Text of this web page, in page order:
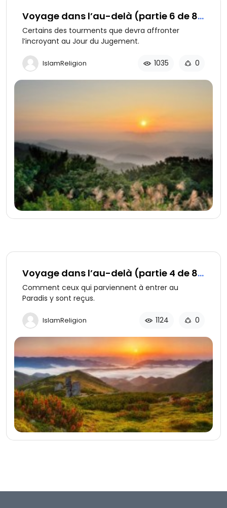
Voyage dans l’au-delà (partie 6 de 8):
L’incroyant au Jour du Jugement
Certains des tourments que devra affronter
l’incroyant au Jour du Jugement.
IslamReligion 1035 0
Voyage dans l’au-delà (partie 4 de 8):
Le croyant au Paradis
Comment ceux qui parviennent à entrer au
Paradis y sont reçus.
IslamReligion 1124 0